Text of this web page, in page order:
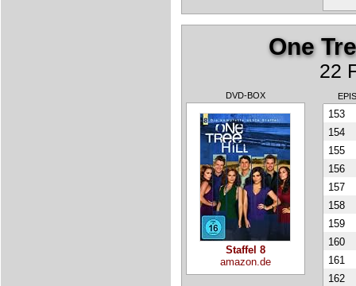
One
22
DVD-BOX
Staffel 8
amazon.de
153
154
155
156
157
158
159
160
161
162